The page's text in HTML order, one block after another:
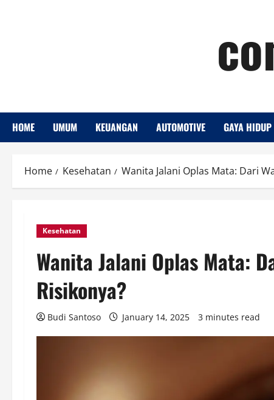
HOME UMUM KEUANGAN AUTOMOTIVE GAYA HIDUP
Home Kesehatan Wanita Jalani Oplas Mata: Dari
Kesehatan
Wanita Jalani Oplas Mata:
Risikonya?
Budi Santoso January 14, 2025 3 minutes read